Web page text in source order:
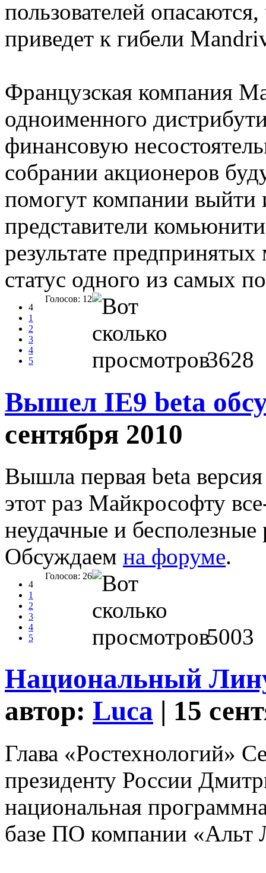
пользователей
приведет к гибели
Французская компания
одноименного
финансовую
собрании акционеров
помогут компании выйти
представители
результате
статус одного из самых
4
1
2
3
4
5
Голосов: 12
3628
Вышел IE9 beta
сентября 2010
Вышла первая beta
этот раз Майкрософту
неудачные и
Обсуждаем на форуме.
4
1
2
3
4
5
Голосов: 26
5003
Национальный
автор: Luca | 15
Глава «Ростехнологий»
президенту России
национальная
базе ПО компании «Альт